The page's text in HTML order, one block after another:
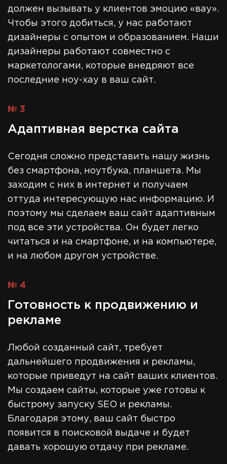
должен вызывать у клиентов эмоцию «вау».
Чтобы этого добиться, у нас работают
дизайнеры с опытом и образованием. Наши
дизайнеры работают совместно с
маркетологами, которые внедряют все
последние ноу-хау в ваш сайт.
№ 3
Адаптивная верстка сайта
Сегодня сложно представить нашу жизнь
без смартфона, ноутбука, планшета. Мы
заходим с них в интернет и получаем
оттуда интересующую нас информацию. И
поэтому мы сделаем ваш сайт адаптивным
под все эти устройства. Он будет легко
читаться и на смартфоне, и на компьютере,
и на любом другом устройстве.
№ 4
Готовность к продвижению и
рекламе
Любой созданный сайт, требует
дальнейшего продвижения и рекламы,
которые приведут на сайт ваших клиентов.
Мы создаем сайты, которые уже готовы к
быстрому запуску SEO и рекламы.
Благодаря этому, ваш сайт быстро
появится в поисковой выдаче и будет
давать хорошую отдачу при рекламе.